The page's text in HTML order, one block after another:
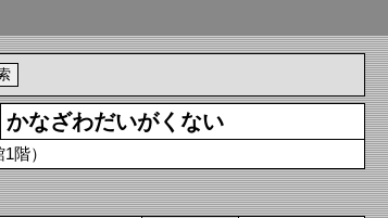
かなざわだいがくない
階）